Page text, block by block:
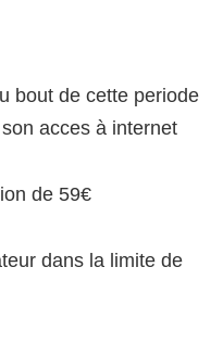
bout de cette periode
acces à internet
de 59€
dans la limite de